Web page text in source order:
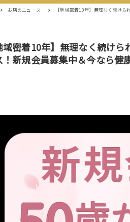
お店のニュース 【地域密着10年】無理なく続け
域密着10年】無理なく続け
！新規会員募集中＆今なら健